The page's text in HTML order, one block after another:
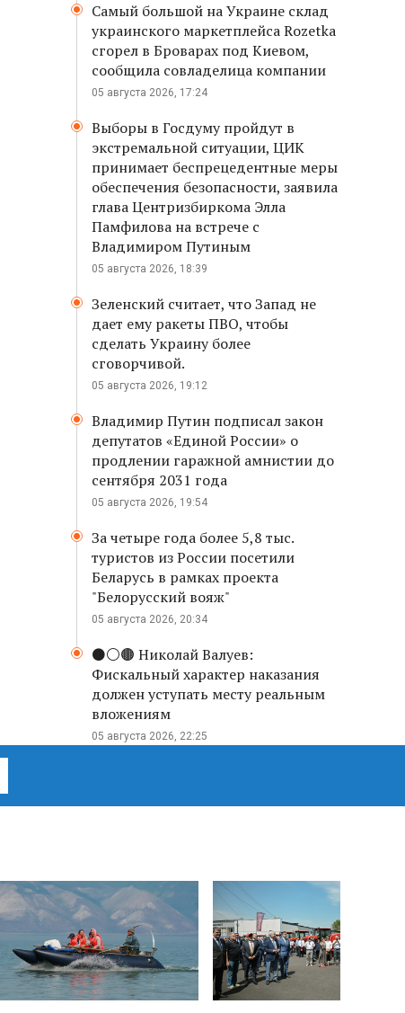
Самый большой на Украине склад
украинского маркетплейса Rozetka
сгорел в Броварах под Киевом,
сообщила совладелица компании
05 августа 2026, 17:24
Выборы в Госдуму пройдут в
экстремальной ситуации, ЦИК
принимает беспрецедентные меры
обеспечения безопасности, заявила
глава Центризбиркома Элла
Памфилова на встрече с
Владимиром Путиным
05 августа 2026, 18:39
Зеленский считает, что Запад не
дает ему ракеты ПВО, чтобы
сделать Украину более
сговорчивой.
05 августа 2026, 19:12
Владимир Путин подписал закон
депутатов «Единой России» о
продлении гаражной амнистии до
сентября 2031 года
05 августа 2026, 19:54
За четыре года более 5,8 тыс.
туристов из России посетили
Беларусь в рамках проекта
"Белорусский вояж"
05 августа 2026, 20:34
⚫️⚪️🟤 Николай Валуев:
Фискальный характер наказания
должен уступать месту реальным
вложениям
05 августа 2026, 22:25